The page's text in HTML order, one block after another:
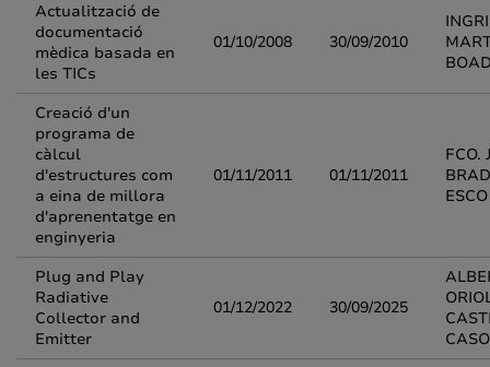
Actualització de
documentació
mèdica basada en
les TICs
01/10/2008 30/09/2010
Creació d'un
programa de
càlcul
d'estructures com
a eina de millora
d'aprenentatge en
enginyeria
01/11/2011 01/11/2011
FCO.
ESCO
Plug and Play
Radiative
Collector and
Emitter
01/12/2022 30/09/2025